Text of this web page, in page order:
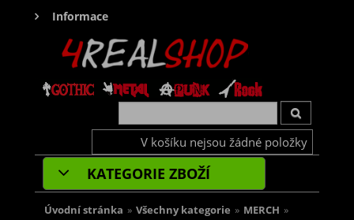
Informace
V košíku nejsou žádné položky
KATEGORIE ZBOŽÍ
Úvodní stránka » Všechny kategorie » MERCH »